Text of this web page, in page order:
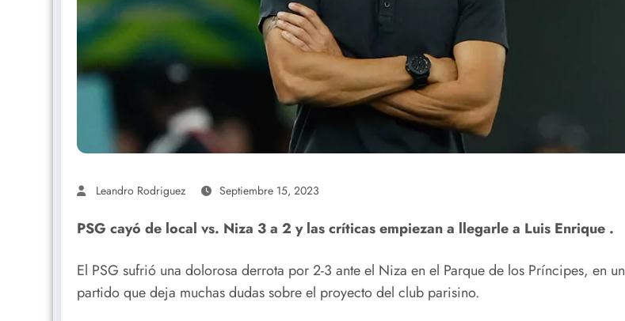
Leandro Rodriguez Septiembre 15, 2023
PSG cayó de local vs. Niza 3 a 2 y las críticas empiezan a llegarle a Luis Enrique .
El PSG sufrió una dolorosa derrota por 2-3 ante el Niza en el Parque de los Príncipes, en un
partido que deja muchas dudas sobre el proyecto del club parisino.